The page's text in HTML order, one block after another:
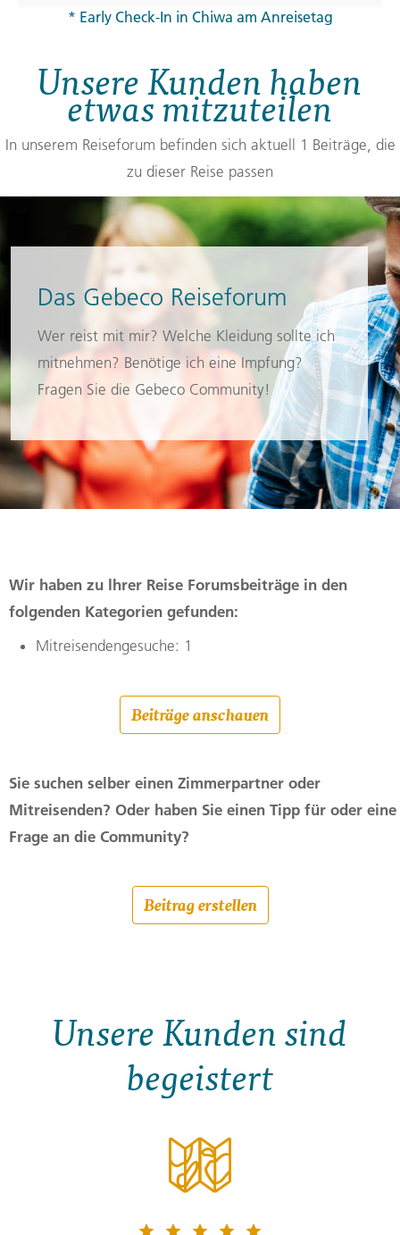
* Early Check-In in Chiwa am Anreisetag
Unsere Kunden haben
etwas mitzuteilen
In unserem Reiseforum befinden sich aktuell 1 Beiträge, die
zu dieser Reise passen
Das Gebeco Reiseforum
Wer reist mit mir? Welche Kleidung sollte ich
mitnehmen? Benötige ich eine Impfung?
Fragen Sie die Gebeco Community!
Wir haben zu lhrer Reise Forumsbeiträge in den
folgenden Kategorien gefunden:
Mitreisendengesuche: 1
Beiträge anschauen
Sie suchen selber einen Zimmerpartner oder
Mitreisenden? Oder haben Sie einen Tipp für oder eine
Frage an die Community?
Beitrag erstellen
Unsere Kunden sind
begeistert